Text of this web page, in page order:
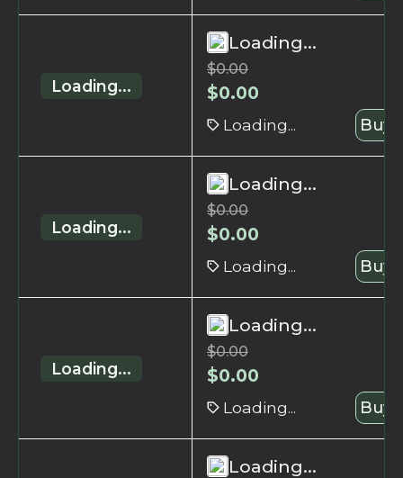
Loading...
Loading...
$0.00
$0.00
Loading... Buy
Loading...
Loading...
$0.00
$0.00
Loading... Buy
Loading...
Loading...
$0.00
$0.00
Loading... Buy
Loading...